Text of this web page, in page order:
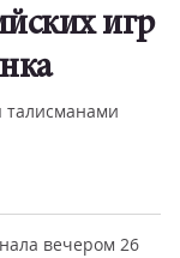
игр
вечером 26